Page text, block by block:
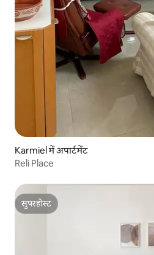
Karmiel में अपार्टमेंट
Reli Place
सुपरहोस्ट
सुपरहोस्ट